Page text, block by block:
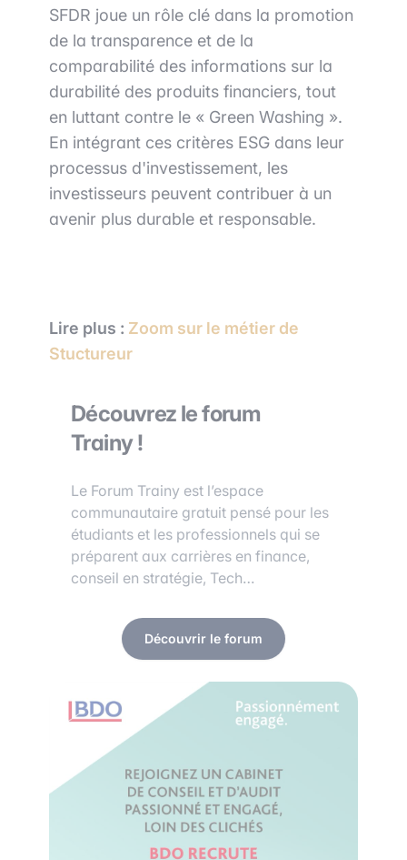
SFDR joue un rôle clé dans la promotion
de la transparence et de la
comparabilité des informations sur la
durabilité des produits financiers, tout
en luttant contre le « Green Washing ».
En intégrant ces critères ESG dans leur
processus d'investissement, les
investisseurs peuvent contribuer à un
avenir plus durable et responsable.
Lire plus : Zoom sur le métier de
Stuctureur
Découvrez le forum
Trainy !
Le Forum Trainy est l’espace
communautaire gratuit pensé pour les
étudiants et les professionnels qui se
préparent aux carrières en finance,
conseil en stratégie, Tech…
Découvrir le forum